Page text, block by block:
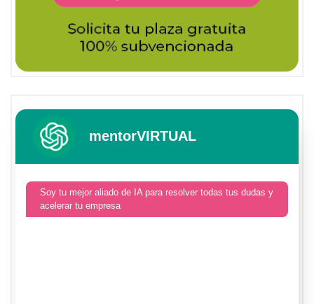
mentorVIRTUAL
Soy tu mejor aliado de IA para resolver todas tus dudas y
acelerar tu empresa